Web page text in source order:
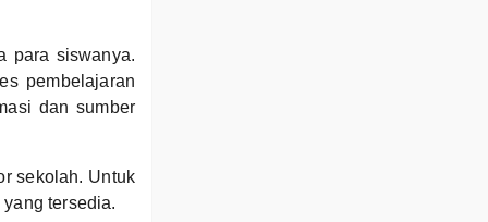
para siswanya.
pembelajaran
dan sumber
sekolah. Untuk
tersedia.